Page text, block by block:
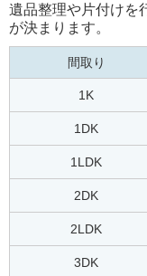
遺品整理や片付けを
が決まります。
間取り
1K
1DK
1LDK
2DK
2LDK
3DK